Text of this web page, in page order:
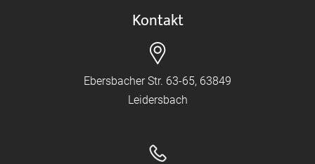
Kontakt
Ebersbacher Str. 63-65, 63849
Leidersbach